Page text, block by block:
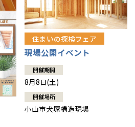
住まいの探検フェア
現場公開イベント
開催期間
8月8日(土)
開催場所
小山市犬塚構造現場